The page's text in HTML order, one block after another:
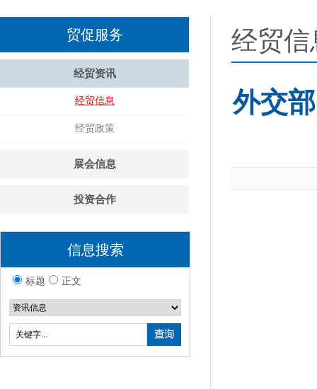
贸促服务
经贸资讯
经贸信息
经贸政策
展会信息
投资合作
信息搜索
标题 正文
经贸信
外交